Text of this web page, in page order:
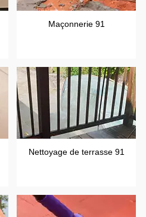
Maçonnerie 91
Nettoyage de terrasse 91